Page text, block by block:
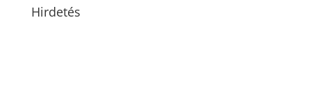
következőre:
Hirdetés